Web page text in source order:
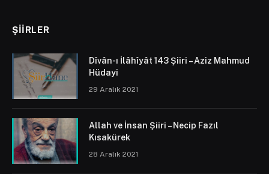
ŞIIRLER
Dîvân-ı İlâhîyât 143 Şiiri – Aziz Mahmud
Hüdayi
29 Aralık 2021
Allah ve İnsan Şiiri – Necip Fazıl
Kısakürek
28 Aralık 2021